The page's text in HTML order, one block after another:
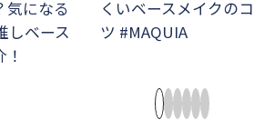
気になる
しベース
くいベースメイクのコ
ツ #MAQUIA